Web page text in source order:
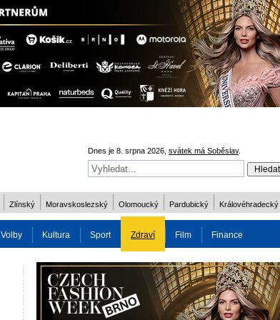
Dnes je 8. srpna 2026, svátek má Soběslav.
Zlínský Moravskoslezský Olomoucký Pardubický Královéhradecký
Volby Kultura Sport Zdraví Film Finance
Charita Osobnost Více ODM 2016